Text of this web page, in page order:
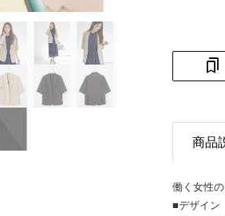
商品
働く女性
■デザイン